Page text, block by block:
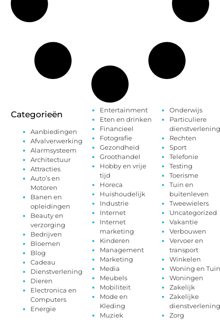
Categorieën
Aanbiedingen
Afvalverwerking
Alarmsysteem
Architectuur
Attracties
Auto’s en
Motoren
Banen en
opleidingen
Beauty en
verzorging
Bedrijven
Bloemen
Blog
Cadeau
Dienstverlening
Dieren
Electronica en
Computers
Energie
Entertainment
Eten en drinken
Financieel
Fotografie
Gezondheid
Groothandel
Hobby en vrije
tijd
Horeca
Huishoudelijk
Industrie
Internet
Internet
marketing
Kinderen
Management
Marketing
Media
Meubels
Mobiliteit
Mode en
Kleding
Muziek
Onderwijs
Particuliere
dienstverlening
Rechten
Sport
Telefonie
Testing
Toerisme
Tuin en
buitenleven
Tweewielers
Uncategorized
Vakantie
Verbouwen
Vervoer en
transport
Winkelen
Woning en Tuin
Woningen
Zakelijk
Zakelijke
dienstverlening
Zorg